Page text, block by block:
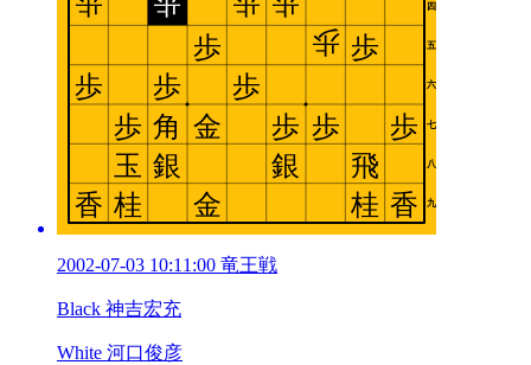
2002-07-03 10:11:00 竜王戦
Black 神吉宏充
White 河口俊彦